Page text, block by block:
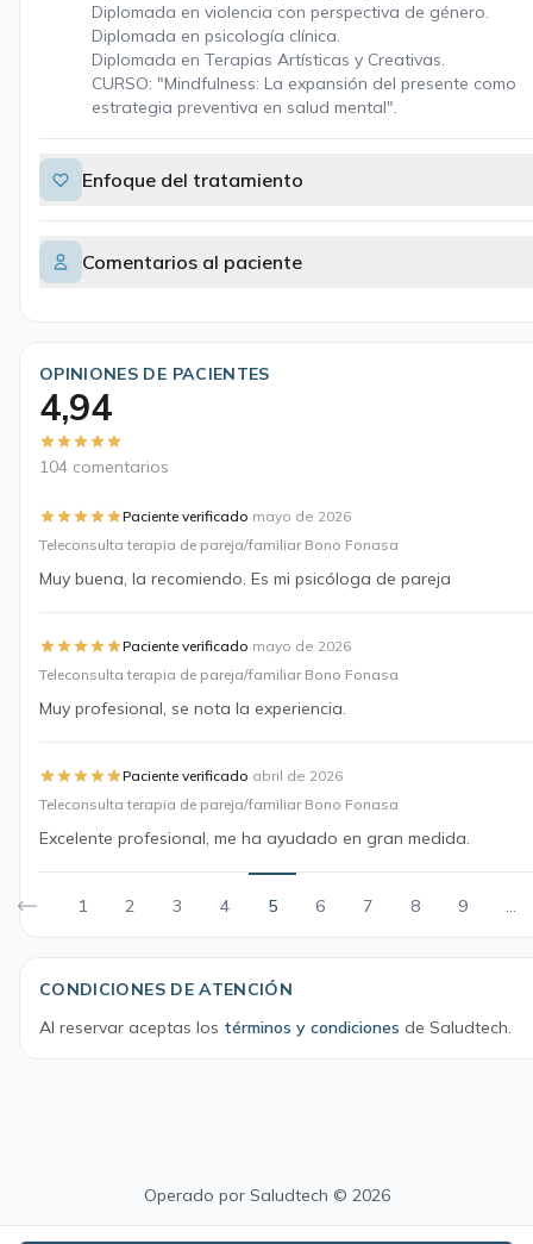
Diplomada en violencia con perspectiva de género.
Diplomada en psicología clínica.
Diplomada en Terapias Artísticas y Creativas.
CURSO: "Mindfulness: La expansión del presente como
estrategia preventiva en salud mental".
Enfoque del tratamiento
Comentarios al paciente
OPINIONES DE PACIENTES
4,94
104 comentarios
Paciente verificado·mayo de 2026
Teleconsulta terapia de pareja/familiar Bono Fonasa
Muy buena, la recomiendo. Es mi psicóloga de pareja
Paciente verificado·mayo de 2026
Teleconsulta terapia de pareja/familiar Bono Fonasa
Muy profesional, se nota la experiencia.
Paciente verificado·abril de 2026
Teleconsulta terapia de pareja/familiar Bono Fonasa
Excelente profesional, me ha ayudado en gran medida.
1 2 3 4 5 6 7 8 9 ...
CONDICIONES DE ATENCIÓN
Al reservar aceptas los términos y condiciones de Saludtech.
Operado por Saludtech © 2026